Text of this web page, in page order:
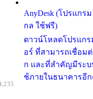
AnyDesk (โปรแกร
กล ใช้ฟรี)
ดาวน์โหลดโปรแกร
อร์ ที่สามารถเชื่อม
ก และที่สำคัญมีระบ
ช้ภายในธนาคารอีก